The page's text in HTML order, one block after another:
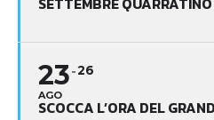
23
AGO
26
SCOCCA L’ORA DEL